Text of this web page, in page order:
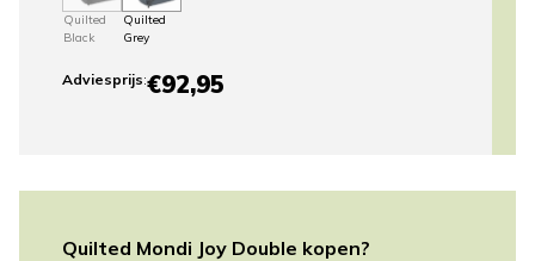
Quilted
Black
Quilted
Grey
Adviesprijs:€92,95
Quilted Mondi Joy Double kopen?